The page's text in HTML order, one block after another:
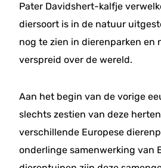
Pater Davidshert-kalfje
diersoort is in de natuur
nog te zien in dierenparken en
verspreid over de wereld.
Aan het begin van de vorige
slechts zestien van deze
verschillende Europese
onderlinge samenwerking van